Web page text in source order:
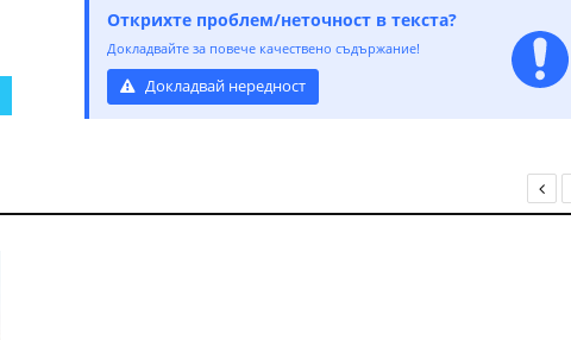
Открихте проблем/неточност в текста?
Докладвайте за повече качествено съдържание!
Докладвай нередност